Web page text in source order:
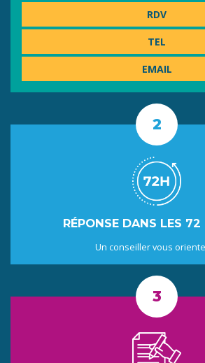
RDV
TEL
EMAIL
RÉPONSE DANS LES 72
Un conseiller vous